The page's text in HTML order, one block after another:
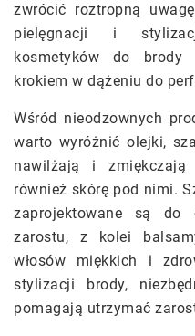
zwrócić roztropną
pielęgnacji i
kosmetyków do
krokiem w dążeniu do
Wśród nieodzownych
warto wyróżnić olejki,
nawilżają i zmiękczają
również skórę pod nimi.
zaprojektowane są do
zarostu, z kolei
włosów miękkich i
stylizacji brody,
pomagają utrzymać